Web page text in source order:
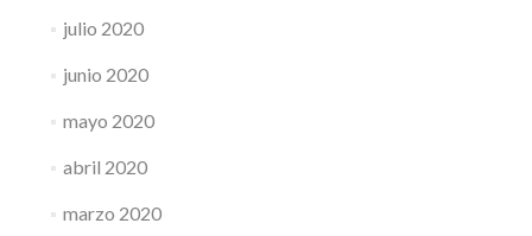
julio 2020
junio 2020
mayo 2020
abril 2020
marzo 2020